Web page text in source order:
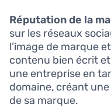
Réputation de la
sur les réseaux
l’image de marque
contenu bien écrit
une entreprise en
domaine, créant
de sa marque.